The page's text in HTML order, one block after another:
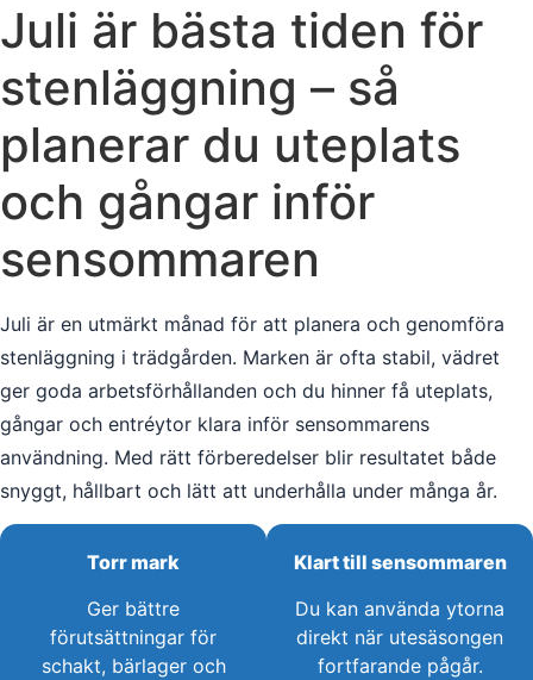
Juli är bästa tiden för
stenläggning – så
planerar du uteplats
och gångar inför
sensommaren
Juli är en utmärkt månad för att planera och genomföra
stenläggning i trädgården. Marken är ofta stabil, vädret
ger goda arbetsförhållanden och du hinner få uteplats,
gångar och entréytor klara inför sensommarens
användning. Med rätt förberedelser blir resultatet både
snyggt, hållbart och lätt att underhålla under många år.
Torr mark
Ger bättre
förutsättningar för
schakt, bärlager och
Klart till sensommaren
Du kan använda ytorna
direkt när utesäsongen
fortfarande pågår.